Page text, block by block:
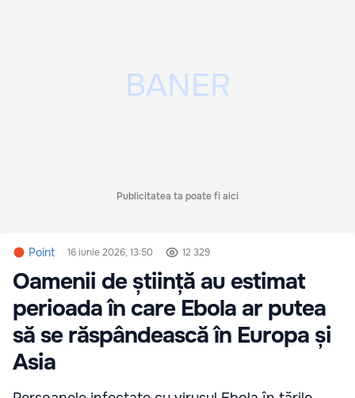
Publicitatea ta poate fi aici
Point 16 iunie 2026, 13:50 12 329
Oamenii de știință au estimat
perioada în care Ebola ar putea
să se răspândească în Europa și
Asia